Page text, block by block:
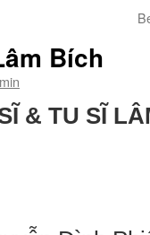
Bích
& TU SĨ